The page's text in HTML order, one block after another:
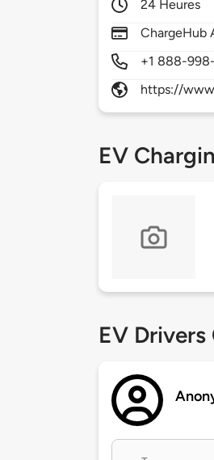
24 Heures
ChargeHub
+1 888-
https://
EV
EV